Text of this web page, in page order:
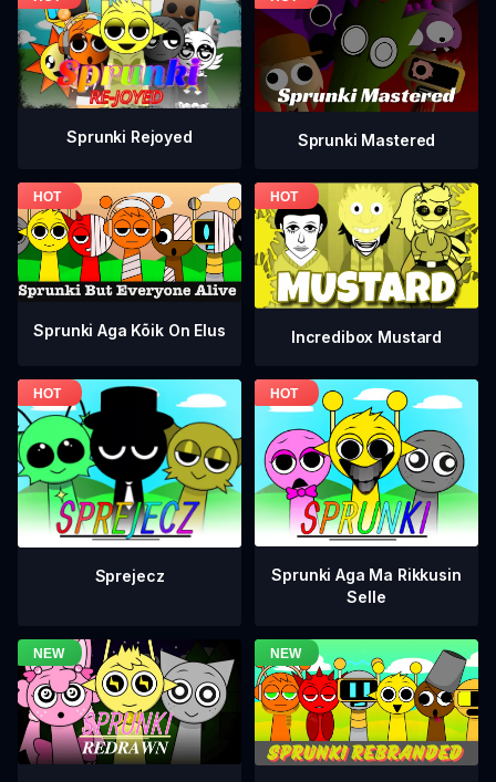
Sprunki Rejoyed Sprunki Mastered
Sprunki Aga Kõik On Elus Incredibox Mustard
Sprejecz
Sprunki Aga Ma Rikkusin
Selle